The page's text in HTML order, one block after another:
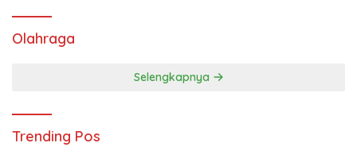
Olahraga
Selengkapnya
Trending Pos